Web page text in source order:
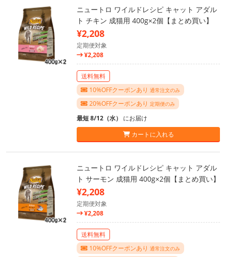
ニュートロ ワイルドレシピ キャット アダル
ト チキン 成猫用 400g×2個【まとめ買い】
¥2,208
定期便対象
¥2,208
送料無料
10%OFFクーポンあり 通常注文のみ
20%OFFクーポンあり 定期便のみ
最短 8/12（水） にお届け
カートに入れる
ニュートロ ワイルドレシピ キャット アダル
ト サーモン 成猫用 400g×2個【まとめ買い】
¥2,208
定期便対象
¥2,208
送料無料
10%OFFクーポンあり 通常注文のみ